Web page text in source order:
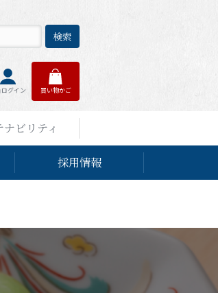
検索
グイン 買い物かご
ビリティ
採用情報